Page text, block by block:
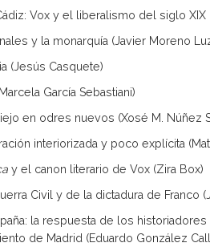
Vox y el liberalismo del siglo XIX
y la monarquía (Javier Moreno
(Jesús Casquete)
García Sebastiani)
en odres nuevos (Xosé M. Núñez
interiorizada y poco explícita
y el canon literario de Vox (Zira Box)
Civil y de la dictadura de Franco
la respuesta de los
de Madrid (Eduardo González